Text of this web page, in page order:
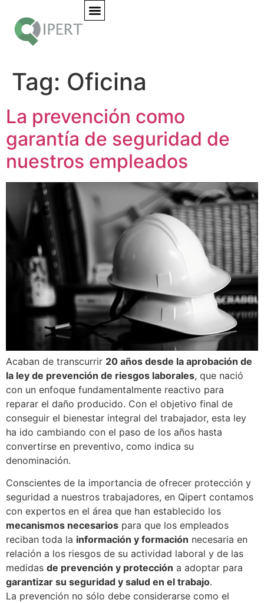
Tag: Oficina
La prevención como
garantía de seguridad de
nuestros empleados
Acaban de transcurrir 20 años desde la aprobación de
la ley de prevención de riesgos laborales, que nació
con un enfoque fundamentalmente reactivo para
reparar el daño producido. Con el objetivo final de
conseguir el bienestar integral del trabajador, esta ley
ha ido cambiando con el paso de los años hasta
convertirse en preventivo, como indica su
denominación.
Conscientes de la importancia de ofrecer protección y
seguridad a nuestros trabajadores, en Qipert contamos
con expertos en el área que han establecido los
mecanismos necesarios para que los empleados
reciban toda la información y formación necesaria en
relación a los riesgos de su actividad laboral y de las
medidas de prevención y protección a adoptar para
garantizar su seguridad y salud en el trabajo.
La prevención no sólo debe considerarse como el